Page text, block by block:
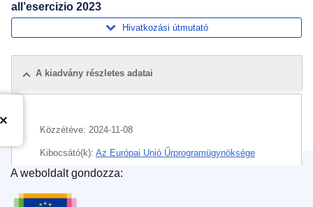
all’esercizio 2023
Hivatkozási útmutató
A kiadvány részletes adatai
Közzétéve: 2024-11-08
Kibocsátó(k): Az Európai Unió Űrprogramügynöksége
(Uniós szerv, illetve ügynökség
Témakör:
Az Európai Unió Kiadóhivatala
A weboldalt gondozza: